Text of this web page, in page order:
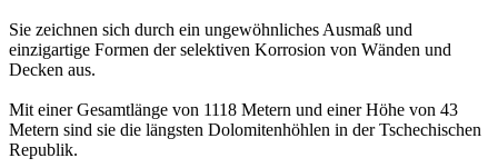
Sie zeichnen sich durch ein ungewöhnliches Ausmaß und
einzigartige Formen der selektiven Korrosion von Wänden und
Decken aus.
Mit einer Gesamtlänge von 1118 Metern und einer Höhe von 43
Metern sind sie die längsten Dolomitenhöhlen in der Tschechischen
Republik.